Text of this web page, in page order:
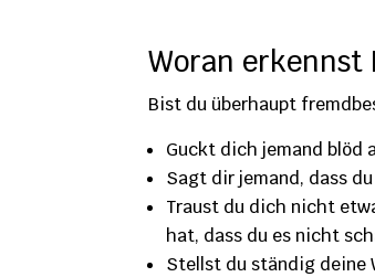
Woran erkennst
Bist du überhaupt
Guckt dich jemand blöd
Sagt dir jemand, dass
Traust du dich nicht
hat, dass du es nicht
Stellst du ständig deine